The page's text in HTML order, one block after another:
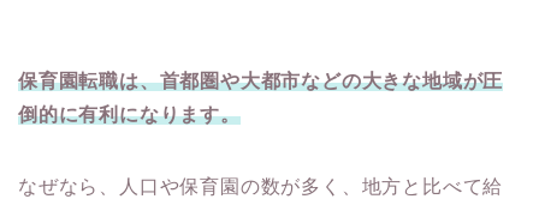
保育園転職は、首都圏や大都市などの大きな地域が圧
倒的に有利になります。
なぜなら、人口や保育園の数が多く、地方と比べて給